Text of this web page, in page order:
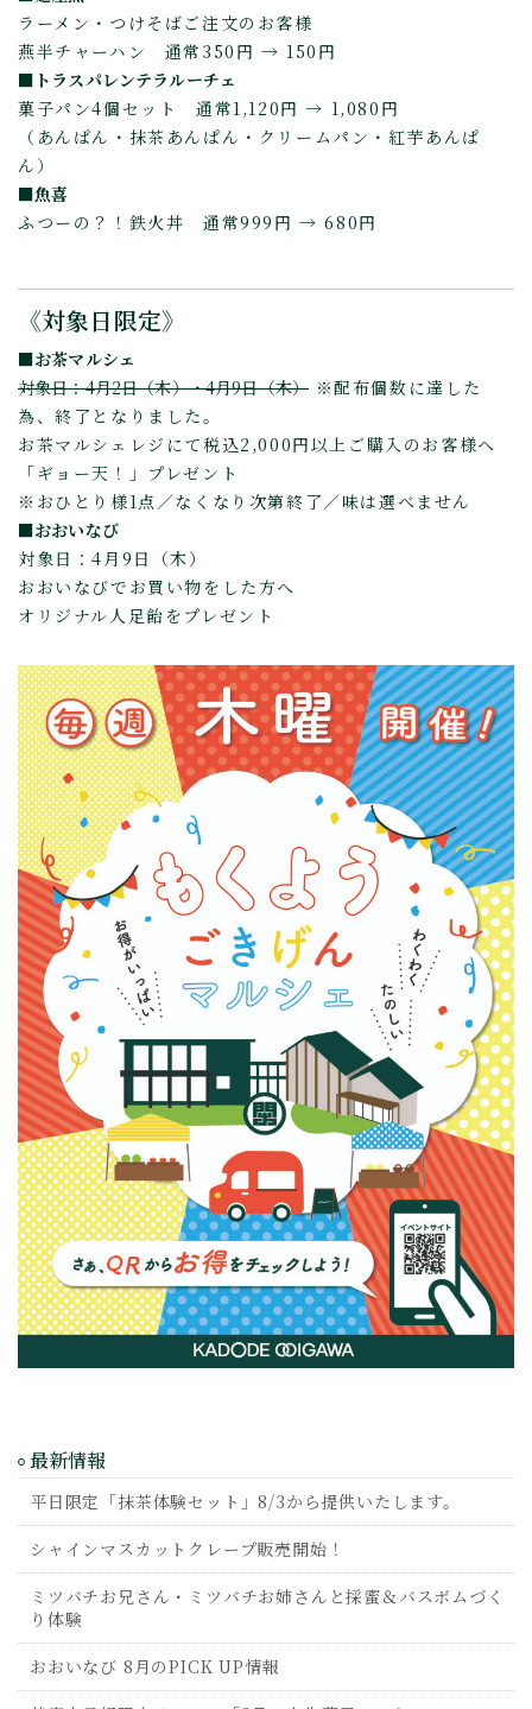
ラーメン・つけそばご注文のお客様
燕半チャーハン 通常350円 → 150円
■トラスパレンテラルーチェ
菓子パン4個セット 通常1,120円 → 1,080円
（あんぱん・抹茶あんぱん・クリームパン・紅芋あんぱ
ん）
■魚喜
ふつーの？！鉄火丼 通常999円 → 680円
《対象日限定》
■お茶マルシェ
対象日：4月2日（木）・4月9日（木） ※配布個数に達した
為、終了となりました。
お茶マルシェレジにて税込2,000円以上ご購入のお客様へ
「ギョー天！」プレゼント
※おひとり様1点／なくなり次第終了／味は選べません
■おおいなび
対象日：4月9日（木）
おおいなびでお買い物をした方へ
オリジナル人足飴をプレゼント
最新情報
平日限定「抹茶体験セット」8/3から提供いたします。
シャインマスカットクレープ販売開始！
ミツバチお兄さん・ミツバチお姉さんと採蜜＆バスボムづく
り体験
おおいなび 8月のPICK UP情報